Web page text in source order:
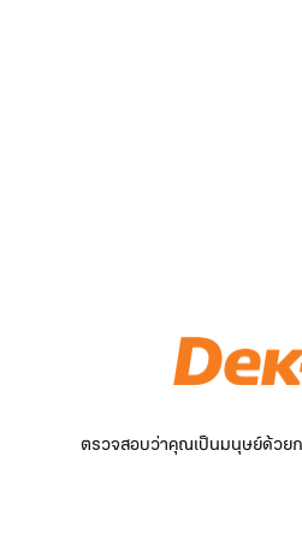
ตรวจสอบว่าคุณเป็นมนุษย์ด้วยก